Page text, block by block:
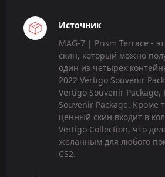
Источник
MAG-7 | Prism Terrace -
скин, который можно
один из четырех
2022 Vertigo Souvenir
Vertigo Souvenir Package,
Souvenir Package. Кроме
ценный скин входит в
Vertigo Collection, что
желанным для любого
CS2.